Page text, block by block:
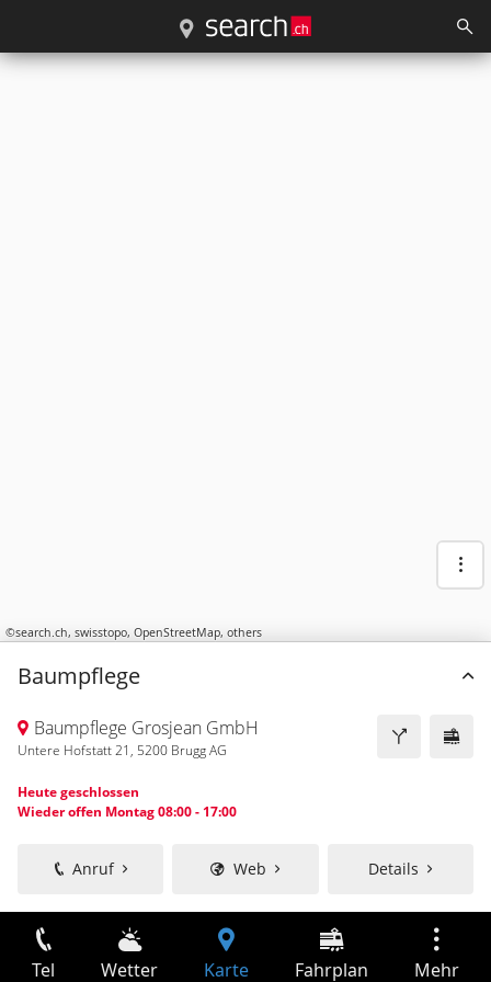
©search.ch, swisstopo, OpenStreetMap, others
Baumpflege
Baumpflege Grosjean GmbH
Untere Hofstatt 21, 5200 Brugg AG
Heute geschlossen
Wieder offen Montag 08:00 - 17:00
Anruf Web Details
Tel Wetter Karte Fahrplan Mehr